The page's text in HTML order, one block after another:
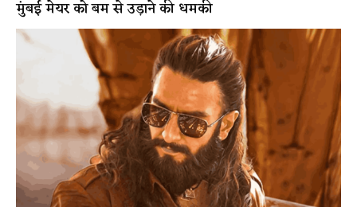
मुंबई मेयर को बम से उड़ाने की धमकी